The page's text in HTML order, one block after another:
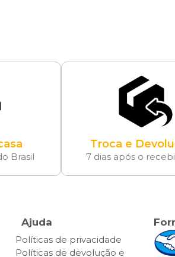
Brasil
Troca e
7 dias após o
Ajuda
Políticas de privacidade
Políticas de devolução e